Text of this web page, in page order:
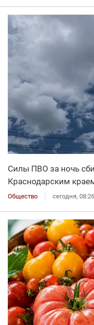
Силы ПВО за ночь
Краснодарским
Общество сегодня, 08:26